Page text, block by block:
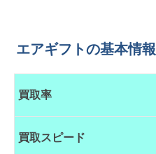
エアギフトの基本情報
買取率
買取スピード